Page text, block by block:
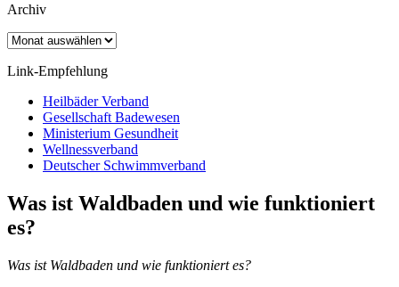
Archiv
Archiv
Link-Empfehlung
Heilbäder Verband
Gesellschaft Badewesen
Ministerium Gesundheit
Wellnessverband
Deutscher Schwimmverband
Was ist Waldbaden und wie funktioniert
es?
Was ist Waldbaden und wie funktioniert es?